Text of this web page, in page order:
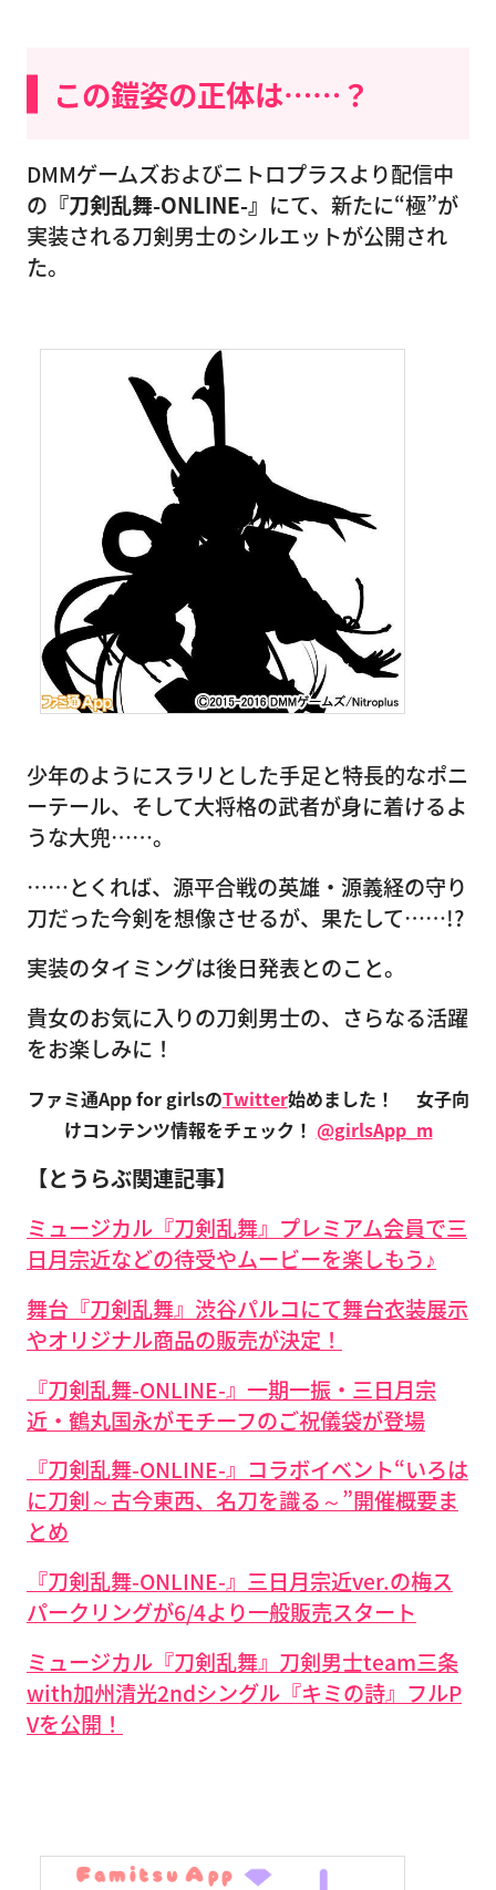
この鎧姿の正体は……？
DMMゲームズおよびニトロプラスより配信中
の 『刀剣乱舞-ONLINE-』 にて、新たに“極”が
実装される刀剣男士のシルエットが公開され
た。
少年のようにスラリとした手足と特長的なポニ
ーテール、そして大将格の武者が身に着けるよ
うな大兜……。
……とくれば、源平合戦の英雄・源義経の守り
刀だった今剣を想像させるが、果たして……!?
実装のタイミングは後日発表とのこと。
貴女のお気に入りの刀剣男士の、さらなる活躍
をお楽しみに！
ファミ通App for girlsのTwitter始めました！
女子向
けコンテンツ情報をチェック！ @girlsApp_m
【とうらぶ関連記事】
ミュージカル『刀剣乱舞』プレミアム会員で三
日月宗近などの待受やムービーを楽しもう♪
舞台『刀剣乱舞』渋谷パルコにて舞台衣装展示
やオリジナル商品の販売が決定！
『刀剣乱舞-ONLINE-』一期一振・三日月宗
近・鶴丸国永がモチーフのご祝儀袋が登場
『刀剣乱舞-ONLINE-』コラボイベント“いろは
に刀剣～古今東西、名刀を識る～”開催概要ま
とめ
『刀剣乱舞-ONLINE-』三日月宗近ver.の梅ス
パークリングが6/4より一般販売スタート
ミュージカル『刀剣乱舞』刀剣男士team三条
with加州清光2ndシングル『キミの詩』フルP
Vを公開！